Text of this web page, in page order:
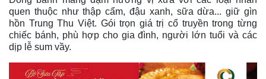
quen thuộc như thập cẩm, đậu xanh, sữa dừa... giữ gìn
hồn Trung Thu Việt. Gói trọn giá trị cổ truyền trong từng
chiếc bánh, phù hợp cho gia đình, người lớn tuổi và các
dịp lễ sum vầy.